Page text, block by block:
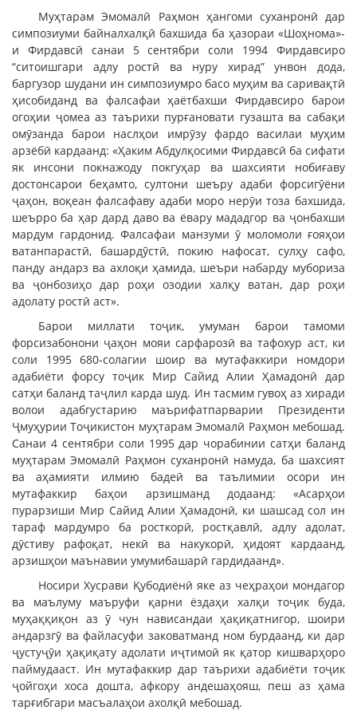
Муҳтарам Эмомалӣ Раҳмон ҳангоми суханронӣ дар
симпозиуми байналхалқӣ бахшида ба ҳазораи «Шоҳнома»-
и Фирдавсӣ санаи 5 сентябри соли 1994 Фирдавсиро
“ситоишгари адлу ростӣ ва нуру хирад” унвон дода,
баргузор шудани ин симпозиумро басо муҳим ва саривақтӣ
ҳисобиданд ва фалсафаи ҳаётбахши Фирдавсиро барои
огоҳии ҷомеа аз таърихи пурғановати гузашта ва сабақи
омӯзанда барои наслҳои имрӯзу фардо василаи муҳим
арзёбӣ кардаанд: «Ҳаким Абдулқосими Фирдавсӣ ба сифати
як инсони покнажоду покгуҳар ва шахсияти нобиғаву
достонсарои беҳамто, султони шеъру адаби форсигӯёни
ҷаҳон, воқеан фалсафаву адаби моро нерӯи тоза бахшида,
шеърро ба ҳар дард даво ва ёвару мададгор ва ҷонбахши
мардум гардонид. Фалсафаи манзуми ӯ моломоли ғояҳои
ватанпарастӣ, башардӯстӣ, покию нафосат, сулҳу сафо,
панду андарз ва ахлоқи ҳамида, шеъри набарду мубориза
ва ҷонбозиҳо дар роҳи озодии халқу ватан, дар роҳи
адолату ростӣ аст».
Барои миллати тоҷик, умуман барои тамоми
форсизабонони ҷаҳон мояи сарфарозӣ ва тафохур аст, ки
соли 1995 680-солагии шоир ва мутафаккири номдори
адабиёти форсу тоҷик Мир Сайид Алии Ҳамадонӣ дар
сатҳи баланд таҷлил карда шуд. Ин тасмим гувоҳ аз хиради
волои адабгустарию маърифатпарварии Президенти
Ҷмуҳурии Тоҷикистон муҳтарам Эмомалӣ Раҳмон мебошад.
Санаи 4 сентябри соли 1995 дар чорабинии сатҳи баланд
муҳтарам Эмомалӣ Раҳмон суханронӣ намуда, ба шахсият
ва аҳамияти илмию бадеӣ ва таълимии осори ин
мутафаккир баҳои арзишманд додаанд: «Асарҳои
пурарзиши Мир Сайид Алии Ҳамадонӣ, ки шашсад сол ин
тараф мардумро ба росткорӣ, ростқавлӣ, адлу адолат,
дӯстиву рафоқат, некӣ ва накукорӣ, ҳидоят кардаанд,
арзишҳои маънавии умумибашарӣ гардидаанд».
Носири Хусрави Қубодиёнӣ яке аз чеҳраҳои мондагор
ва маълуму маъруфи қарни ёздаҳи халқи тоҷик буда,
муҳаққиқон аз ӯ чун нависандаи ҳақиқатнигор, шоири
андарзгӯ ва файласуфи заковатманд ном бурдаанд, ки дар
ҷустуҷӯи ҳақиқату адолати иҷтимоӣ як қатор кишварҳоро
паймудааст. Ин мутафаккир дар таърихи адабиёти тоҷик
ҷойгоҳи хоса дошта, афкору андешаҳояш, пеш аз ҳама
тарғибгари масъалаҳои ахолқӣ мебошад.